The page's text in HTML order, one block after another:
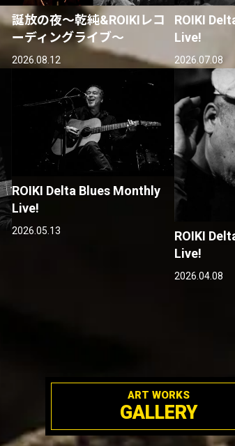
誕放の夜〜乾純&ROIKIレコ
ーディングライブ〜
2026.08.12
ROIKI
Live!
2026.07.08
ROIKI Delta Blues Monthly
Live!
2026.05.13
ROIKI
Live!
2026.04.08
ART WORKS
GALLERY